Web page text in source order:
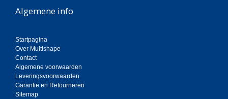
Algemene info
Startpagina
Over Multishape
Contact
Algemene voorwaarden
Leveringsvoorwaarden
Garantie en Retourneren
Sitemap